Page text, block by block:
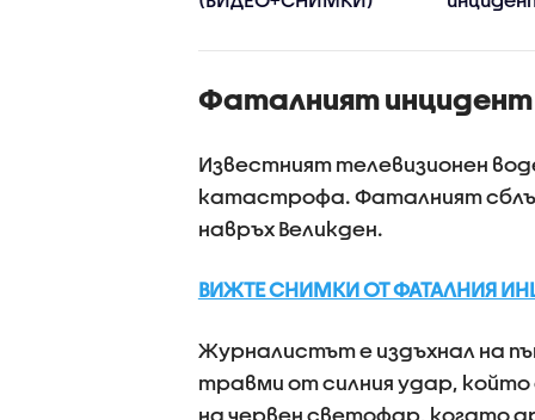
Тръмп и
Фаталният
Известният телевизионен
катастрофа. Фаталният
навръх Великден.
ВИЖТЕ СНИМКИ ОТ ФАТАЛНИЯ
Журналистът е издъхнал на
травми от силния удар,
на червен светофар, когато